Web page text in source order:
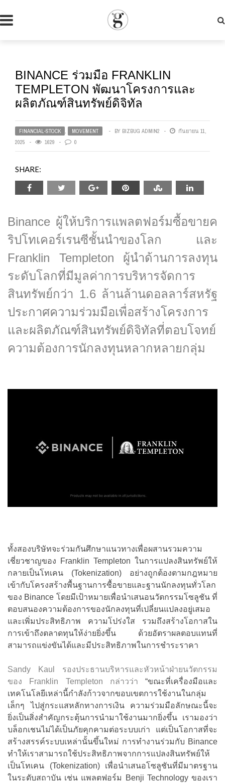
BINANCE ร่วมมือ FRANKLIN
TEMPLETON พัฒนาโครงการและ
ผลิตภัณฑ์สินทรัพย์ดิจิทัล
FINANCIAL-STOCK , MOVEMENT BY BIZBUG ADMIN2
กันยายน 11,
2025
1629 0
SHARE:
Binance ผู้ให้บริการแพลตฟอร์มซื้อขายค
ริปโทเคอร์เรนซีชั้นนำของโลก และ
Franklin Templeton ผู้นำด้านการลงทุน
ระดับโลกที่มีมูลค่าการบริหารจัดการ
สินทรัพย์กว่า 1.6 ล้านล้านดอลลาร์สหรัฐ
ประกาศความร่วมมือเพื่อสร้างโครงการ
และผลิตภัณฑ์สินทรัพย์ดิจิทัลที่ตอบโจทย์
ความต้องการนักลงทุนหลากหลายกลุ่ม
ทั้งสองบริษัทจะร่วมกันศึกษาแนวทางเพื่อผสานรวมความ
เชี่ยวชาญของ Franklin Templeton ในการแปลงสินทรัพย์ให้
กลายเป็นโทเคน (Tokenization) อย่างถูกต้องตามกฎหมาย
เข้ากับโครงสร้างพื้นฐานการซื้อขายและฐานนักลงทุนทั่วโลก
ของ Binance โดยมีเป้าหมายเพื่อนำเสนอนวัตกรรมโซลูชัน ที่
ตอบสนองความต้องการของนักลงทุนที่เปลี่ยนแปลงอยู่เสมอ
และเพิ่มประสิทธิภาพ ความโปร่งใส รวมถึงสร้างโอกาสใน
การเข้าถึงตลาดทุนให้ง่ายยิ่งขึ้น ด้วยอัตราผลตอบแทนที่
สามารถแข่งขันได้และมีประสิทธิภาพในการชำระราคา
Sandy Kaul รองประธานบริหารและหัวหน้าฝ่ายนวัตกรรม
ของ Franklin Templeton กล่าวว่า “ขณะที่เครื่องมือและ
เทคโนโลยีเหล่านี้กำลังก้าวจากขอบเขตการใช้งานในกลุ่ม
เล็กๆ ไปสู่กระแสหลักทางการเงิน ความร่วมมือลักษณะนี้จะ
ยิ่งเป็นสิ่งสำคัญกระตุ้นการนำมาใช้งานมากยิ่งขึ้น เรามองว่า
บล็อกเชนไม่ได้เป็นภัยคุกคามต่อระบบเก่า แต่เป็นโอกาสที่จะ
สร้างสรรค์ระบบเหล่านั้นขึ้นใหม่ การทำงานร่วมกับ Binance
ทำให้เราสามารถใช้ประสิทธิภาพจากการแปลงสินทรัพย์ให้
เป็นโทเคน (Tokenization) เพื่อนำเสนอโซลูชันที่มีมาตรฐาน
ในระดับสถาบัน เช่น แพลตฟอร์ม Benji Technology ของเรา